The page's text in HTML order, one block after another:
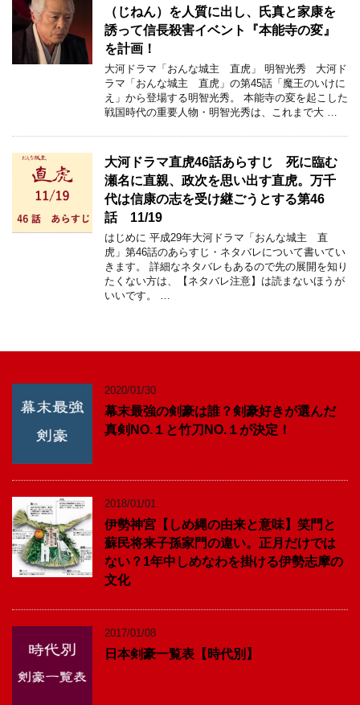
（じねん）を人質に出し、氏真と家康を
誘って信長殺害イベント『本能寺の変』
を計画！
大河ドラマ「おんな城主 直虎」 明智光秀 大河ド
ラマ「おんな城主 直虎」の第45話「魔王のいけに
え」から登場する明智光秀。 本能寺の変を起こした
戦国時代の重要人物・明智光秀は、これまで大 …
大河ドラマ直虎46話あらすじ 死に臨む
瀬名に直親、政次を思い出す直虎。万千
代は信康の志を受け継ごうとする第46
話 11/19
はじめに 平成29年大河ドラマ「おんな城主 直
虎」第46話のあらすじ・ネタバレについて書いてい
きます。 詳細なネタバレもあるので先の展開を知り
たくない方は、【ネタバレ注意】は読まないほうが
いいです。 …
2020/01/30
幕末最強の剣豪は誰？剣豪好きが選んだ
真剣NO.１と竹刀NO.１が決定！
2018/01/01
伊勢神宮【しめ縄の由来と意味】笑門と
蘇民将来子孫家門の違い。正月だけでは
ない？1年中しめなわを掛ける伊勢志摩の
文化
2017/01/08
日本剣豪一覧表【時代別】